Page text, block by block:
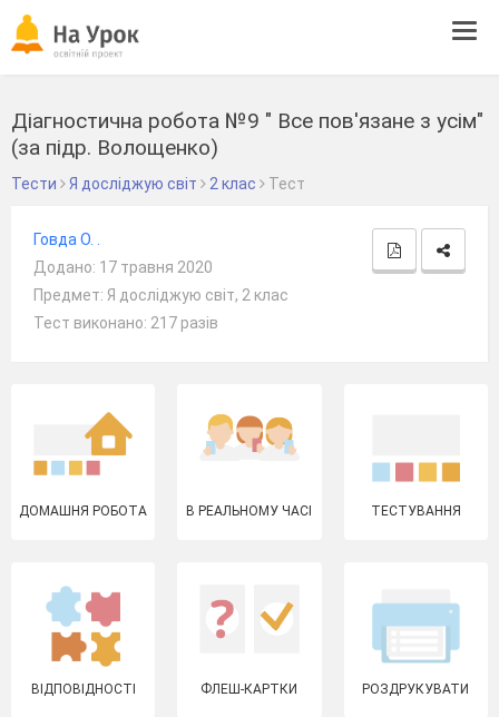
Діагностична робота №9 " Все пов'язане з усім"
(за підр. Волощенко)
Тести Я досліджую світ 2 клас Тест
Говда О. .
Додано: 17 травня 2020
Предмет: Я досліджую світ, 2 клас
Тест виконано: 217 разів
ДОМАШНЯ РОБОТА В РЕАЛЬНОМУ ЧАСІ ТЕСТУВАННЯ
ВІДПОВІДНОСТІ ФЛЕШ-КАРТКИ РОЗДРУКУВАТИ